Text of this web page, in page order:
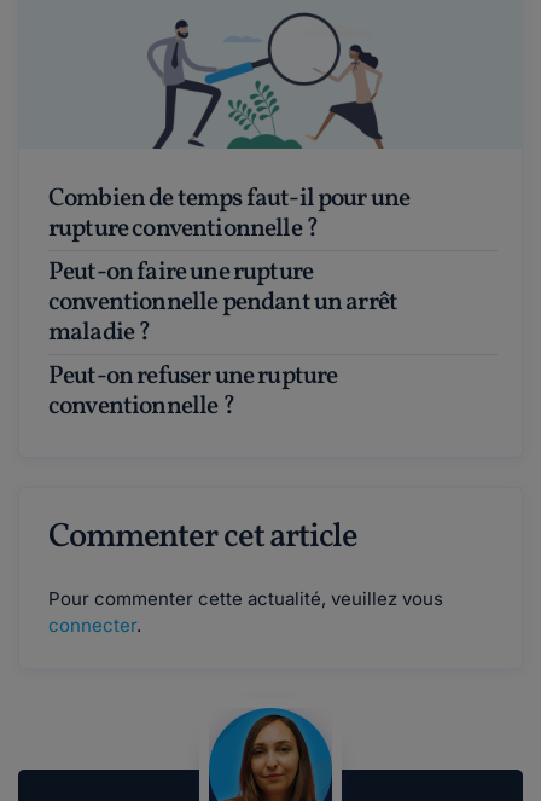
Combien de temps faut-il pour une
rupture conventionnelle ?
Peut-on faire une rupture
conventionnelle pendant un arrêt
maladie ?
Peut-on refuser une rupture
conventionnelle ?
Commenter cet article
Pour commenter cette actualité, veuillez vous
connecter.